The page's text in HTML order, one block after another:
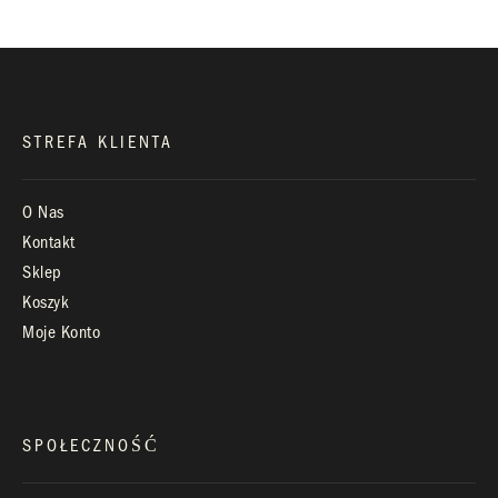
STREFA KLIENTA
O Nas
Kontakt
Sklep
Koszyk
Moje Konto
SPOŁECZNOŚĆ